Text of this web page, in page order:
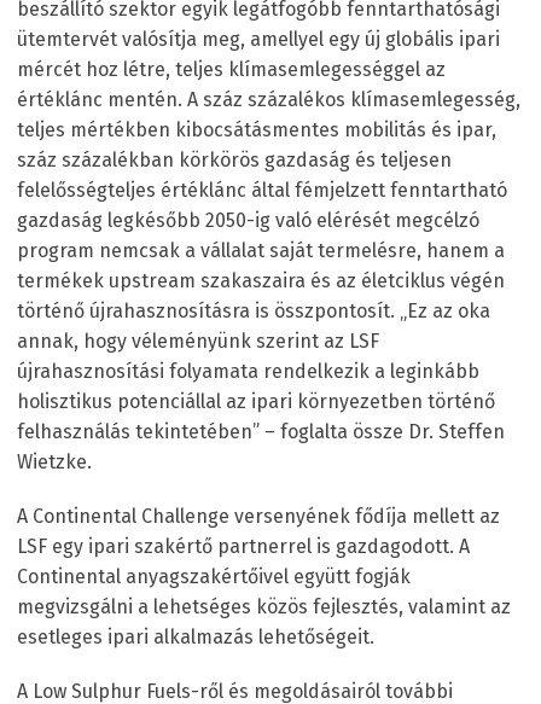
beszállító szektor egyik legátfogóbb fenntarthatósági
ütemtervét valósítja meg, amellyel egy új globális ipari
mércét hoz létre, teljes klímasemlegességgel az
értéklánc mentén. A száz százalékos klímasemlegesség,
teljes mértékben kibocsátásmentes mobilitás és ipar,
száz százalékban körkörös gazdaság és teljesen
felelősségteljes értéklánc által fémjelzett fenntartható
gazdaság legkésőbb 2050-ig való elérését megcélzó
program nemcsak a vállalat saját termelésre, hanem a
termékek upstream szakaszaira és az életciklus végén
történő újrahasznosításra is összpontosít. „Ez az oka
annak, hogy véleményünk szerint az LSF
újrahasznosítási folyamata rendelkezik a leginkább
holisztikus potenciállal az ipari környezetben történő
felhasználás tekintetében” – foglalta össze Dr. Steffen
Wietzke.
A Continental Challenge versenyének fődíja mellett az
LSF egy ipari szakértő partnerrel is gazdagodott. A
Continental anyagszakértőivel együtt fogják
megvizsgálni a lehetséges közös fejlesztés, valamint az
esetleges ipari alkalmazás lehetőségeit.
A Low Sulphur Fuels-ről és megoldásairól további